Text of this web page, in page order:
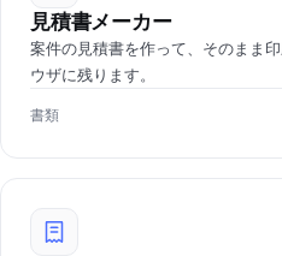
見積書メーカー
案件の見積書を作って、そのまま
ウザに残ります。
書類